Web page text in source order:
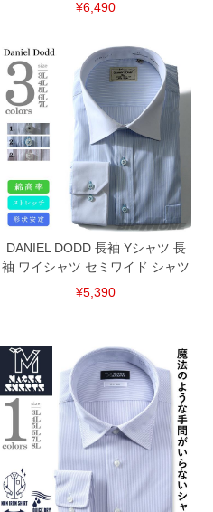
連絡させて頂きますので予めご了承ください。
ITEM INTRODUCTION
¥6,490
DANIEL DODD 長袖 Yシャツ 長
袖 ワイシャツ セミワイド シャツ
¥5,390